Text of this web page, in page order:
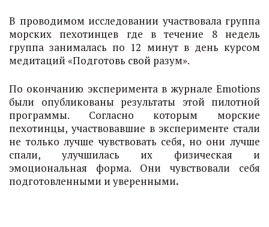
В проводимом исследовании участвовала группа
морских пехотинцев где в течение 8 недель
группа занималась по 12 минут в день курсом
медитаций «Подготовь свой разум».
По окончанию эксперимента в журнале Emotions
были опубликованы результаты этой пилотной
программы. Согласно которым морские
пехотинцы, участвовавшие в эксперименте стали
не только лучше чувствовать себя, но они лучше
спали, улучшилась их физическая и
эмоциональная форма. Они чувствовали себя
подготовленными и уверенными.